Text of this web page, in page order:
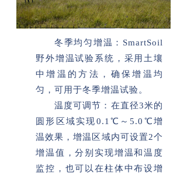
冬季均匀增温：SmartSoil
野外增温试验系统，采用土壤
中增温的方法，确保增温均
匀，可用于冬季增温试验。
温度可调节：在直径3米的
圆形区域实现0.1℃～5.0℃增
温效果，增温区域内可设置2个
增温值，分别实现增温和温度
监控，也可以在柱体中布设增